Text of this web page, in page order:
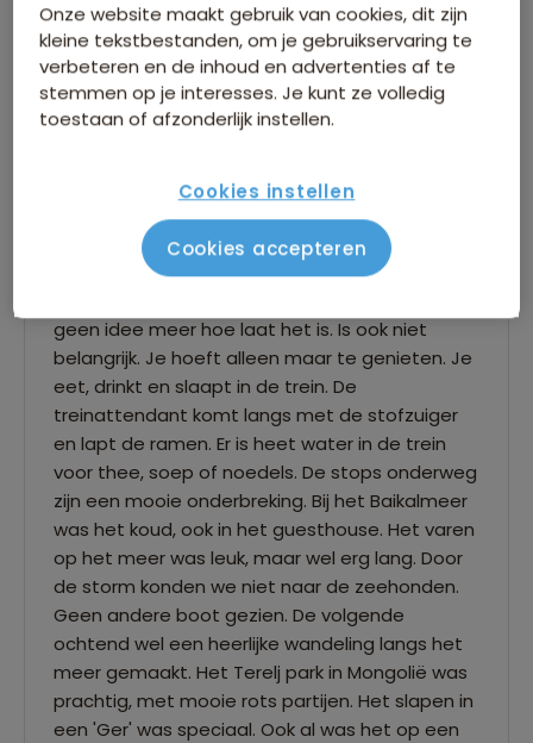
9,0 02 september 2019
Frouwine
Moskou is prachtig. De treinreis heel speciaal.
Veel verschillende landschappen, van
berkebomen tot naaldbomen tot open vlaktes
en kleine dorpjes, met veel blauw aan de
geen idee meer hoe laat het is. Is ook niet
belangrijk. Je hoeft alleen maar te genieten. Je
eet, drinkt en slaapt in de trein. De
treinattendant komt langs met de stofzuiger
en lapt de ramen. Er is heet water in de trein
voor thee, soep of noedels. De stops onderweg
zijn een mooie onderbreking. Bij het Baikalmeer
was het koud, ook in het guesthouse. Het varen
op het meer was leuk, maar wel erg lang. Door
de storm konden we niet naar de zeehonden.
Geen andere boot gezien. De volgende
ochtend wel een heerlijke wandeling langs het
meer gemaakt. Het Terelj park in Mongolië was
prachtig, met mooie rots partijen. Het slapen in
een 'Ger' was speciaal. Ook al was het op een
Onze website maakt gebruik van cookies, dit zijn
kleine tekstbestanden, om je gebruikservaring te
verbeteren en de inhoud en advertenties af te
stemmen op je interesses. Je kunt ze volledig
toestaan of afzonderlijk instellen.
Cookies instellen
Cookies accepteren